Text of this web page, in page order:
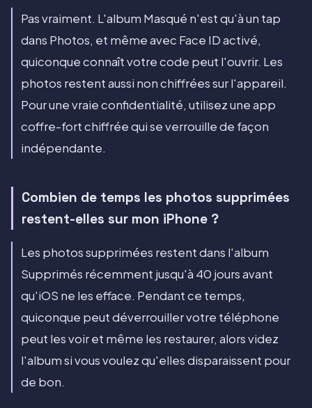
Pas vraiment. L'album Masqué n'est qu'à un tap
dans Photos, et même avec Face ID activé,
quiconque connaît votre code peut l'ouvrir. Les
photos restent aussi non chiffrées sur l'appareil.
Pour une vraie confidentialité, utilisez une app
coffre-fort chiffrée qui se verrouille de façon
indépendante.
Combien de temps les photos supprimées
restent-elles sur mon iPhone ?
Les photos supprimées restent dans l'album
Supprimés récemment jusqu'à 40 jours avant
qu'iOS ne les efface. Pendant ce temps,
quiconque peut déverrouiller votre téléphone
peut les voir et même les restaurer, alors videz
l'album si vous voulez qu'elles disparaissent pour
de bon.